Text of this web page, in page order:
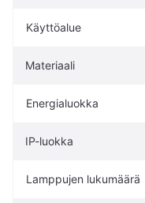
Käyttöalue
Materiaali
Energialuokka
IP-luokka
Lamppujen lukumäärä